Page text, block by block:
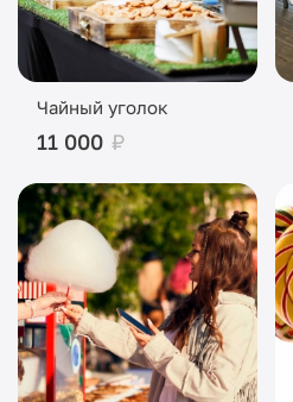
Чайный уголок
11 000 ₽